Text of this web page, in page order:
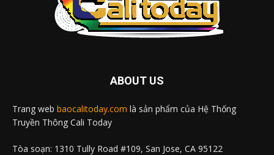
ABOUT US
Trang web baocalitoday.com là sản phẩm của Hệ Thống
Truyền Thông Cali Today
Tòa soạn: 1310 Tully Road #109, San Jose, CA 95122